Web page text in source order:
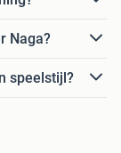
Naga?
speelstijl?